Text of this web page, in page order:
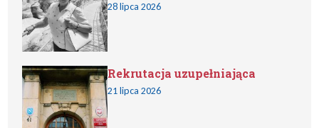
28 lipca 2026
Rekrutacja uzupełniająca
21 lipca 2026